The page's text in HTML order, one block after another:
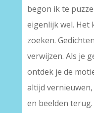
begon ik te
eigenlijk wel. Het
zoeken.
verwijzen. Als je
ontdek je de
altijd
en beelden